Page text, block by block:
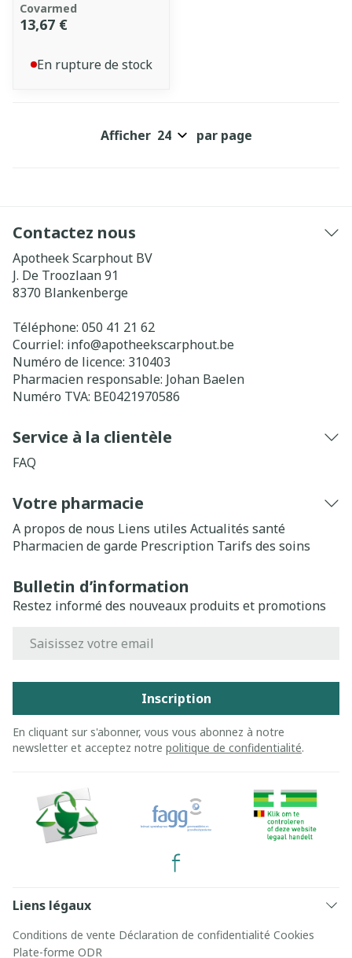
Covarmed
13,67 €
En rupture de stock
Afficher par page
Contactez nous
Apotheek Scarphout BV
J. De Troozlaan 91
8370 Blankenberge
Téléphone: 050 41 21 62
Courriel: info@apotheekscarphout.be
Numéro de licence: 310403
Pharmacien responsable: Johan Baelen
Numéro TVA: BE0421970586
Service à la clientèle
FAQ
Votre pharmacie
A propos de nous Liens utiles Actualités santé
Pharmacien de garde Prescription Tarifs des soins
Bulletin d’information
Restez informé des nouveaux produits et promotions
Inscription
En cliquant sur s'abonner, vous vous abonnez à notre
newsletter et acceptez notre politique de confidentialité.
Liens légaux
Conditions de vente Déclaration de confidentialité Cookies
Plate-forme ODR